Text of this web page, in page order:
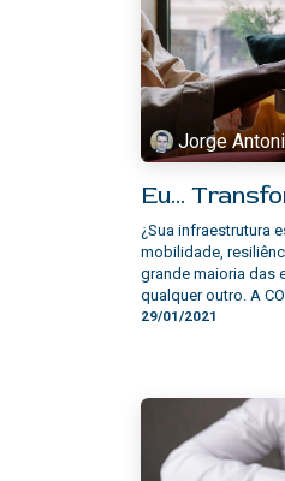
Jorge
Eu...
¿Sua infraestrutura
mobilidade,
grande maioria das
qualquer outro. A
29/01/2021